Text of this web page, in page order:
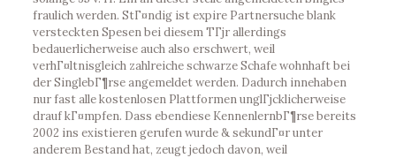
fraulich werden. StГ¤ndig ist expire Partnersuche blank
versteckten Spesen bei diesem TГјr allerdings
bedauerlicherweise auch also erschwert, weil
verhГ¤ltnisgleich zahlreiche schwarze Schafe wohnhaft bei
der SinglebГ¶rse angemeldet werden. Dadurch innehaben
nur fast alle kostenlosen Plattformen unglГјcklicherweise
drauf kГ¤mpfen. Dass ebendiese KennenlernbГ¶rse bereits
2002 ins existieren gerufen wurde & sekundГ¤r unter
anderem Bestand hat, zeugt jedoch davon, weil